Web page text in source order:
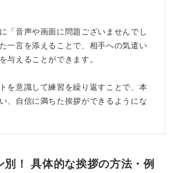
「音声や画面に問題ございませんでし
一言を添えることで、相手への気遣い
与えることができます。
を意識して練習を繰り返すことで、本
、自信に満ちた挨拶ができるようにな
別！ 具体的な挨拶の方法・例